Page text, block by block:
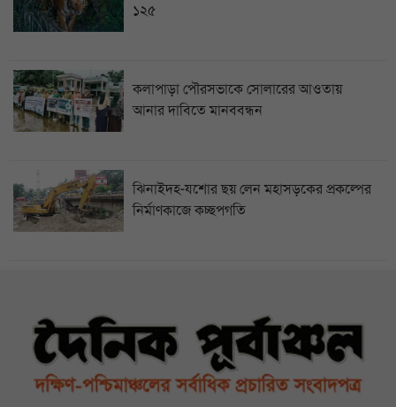
১২৫
কলাপাড়া পৌরসভাকে সোলারের আওতায়
আনার দাবিতে মানববন্ধন
ঝিনাইদহ-যশোর ছয় লেন মহাসড়কের প্রকল্পের
নির্মাণকাজে কচ্ছপগতি